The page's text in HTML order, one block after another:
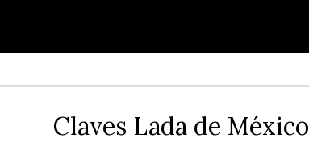
Claves Lada de México